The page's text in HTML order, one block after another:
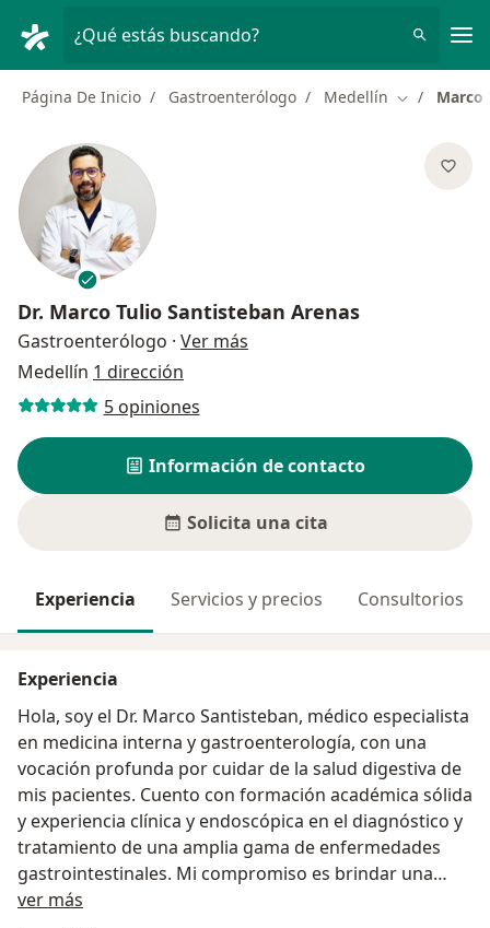
¿Qué estás buscando?
Página De Inicio Gastroenterólogo Medellín Cambiar de
Marco
Dr. Marco Tulio Santisteban Arenas
Gastroenterólogo · Ver más
Medellín 1 dirección
5 opiniones
Información de contacto
Solicita una cita
Experiencia Servicios y precios Consultorios
Experiencia
Hola, soy el Dr. Marco Santisteban, médico especialista
en medicina interna y gastroenterología, con una
vocación profunda por cuidar de la salud digestiva de
mis pacientes. Cuento con formación académica sólida
y experiencia clínica y endoscópica en el diagnóstico y
tratamiento de una amplia gama de enfermedades
gastrointestinales. Mi compromiso es brindar una
atención humana, cercana y basada en la evidencia,
ver más